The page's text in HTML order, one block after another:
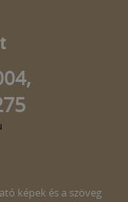
képek és a szöveg